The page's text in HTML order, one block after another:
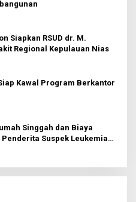
Siapkan RSUD dr. M.
Regional Kepulauan Nias
Kawal Program Berkantor
Singgah dan Biaya
Suspek Leukemia